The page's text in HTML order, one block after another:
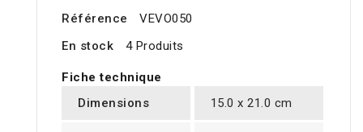
Référence
VEVO050
En stock
4 Produits
Fiche technique
Dimensions
15.0 x 21.0 cm